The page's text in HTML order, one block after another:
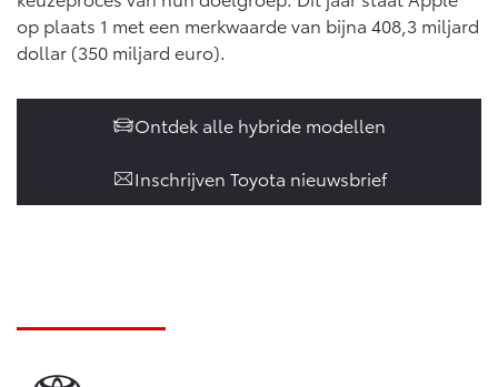
op plaats 1 met een merkwaarde van bijna 408,3 miljard
dollar (350 miljard euro).
Ontdek alle hybride modellen
Inschrijven Toyota nieuwsbrief